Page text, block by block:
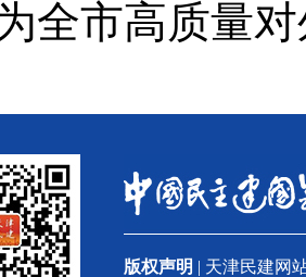
全市高质量
版权声明 | 天津民建网